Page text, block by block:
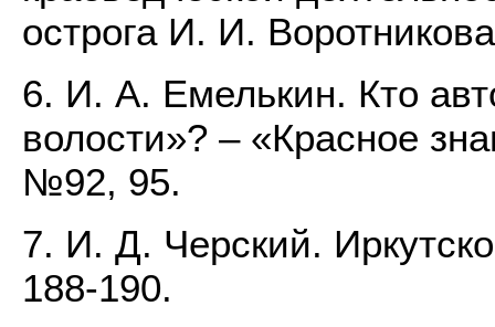
острога И. И.
6. И. А. Емелькин. Кто
волости»? – «Красное
№92, 95.
7. И. Д. Черский.
188-190.